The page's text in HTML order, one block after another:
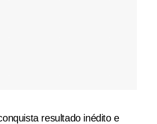
resultado inédito e